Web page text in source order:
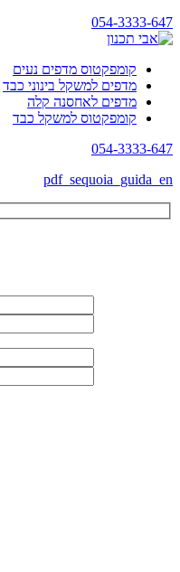
054-3333-647
קומפקטוס מדפים נעים
מדפים למשקל בינוני כבד
מדפים לאחסנה קלה
קומפקטוס למשקל כבד
054-3333-647
pdf_sequoia_guida_en